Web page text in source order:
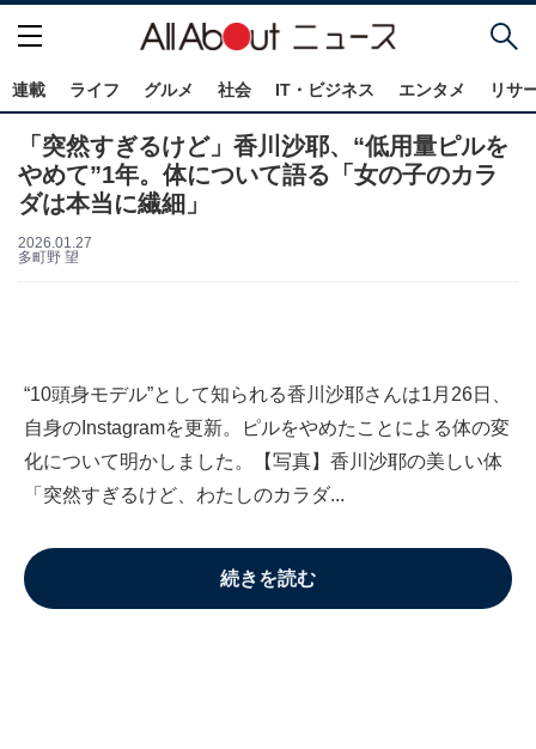
連載 ライフ グルメ 社会 IT・ビジネス エンタメ リサ
「突然すぎるけど」香川沙耶、“低用量ピルを
やめて”1年。体について語る「女の子のカラ
ダは本当に繊細」
2026.01.27
多町野 望
“10頭身モデル”として知られる香川沙耶さんは1月26日、
自身のInstagramを更新。ピルをやめたことによる体の変
化について明かしました。【写真】香川沙耶の美しい体
「突然すぎるけど、わたしのカラダ...
続きを読む